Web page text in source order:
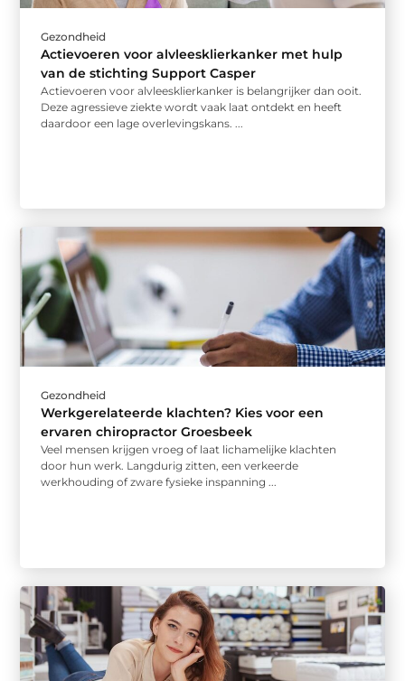
Gezondheid
Actievoeren voor alvleesklierkanker met hulp
van de stichting Support Casper
Actievoeren voor alvleesklierkanker is belangrijker dan ooit.
Deze agressieve ziekte wordt vaak laat ontdekt en heeft
daardoor een lage overlevingskans. ...
Gezondheid
Werkgerelateerde klachten? Kies voor een
ervaren chiropractor Groesbeek
Veel mensen krijgen vroeg of laat lichamelijke klachten
door hun werk. Langdurig zitten, een verkeerde
werkhouding of zware fysieke inspanning ...